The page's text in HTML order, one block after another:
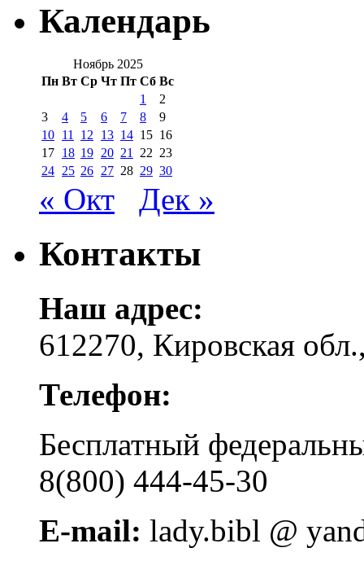
Календарь
Ноябрь 2025
Пн Вт Ср Чт Пт Сб Вс
1
2
3
4 5 6 7 8
9
10 11 12 13 14 15 16
17 18 19 20 21 22 23
24 25 26 27 28 29 30
« Окт Дек »
Контакты
Наш адрес:
612270, Кировская
Телефон:
Бесплатный
8(800) 444-45-30
E-mail: lady.bibl @